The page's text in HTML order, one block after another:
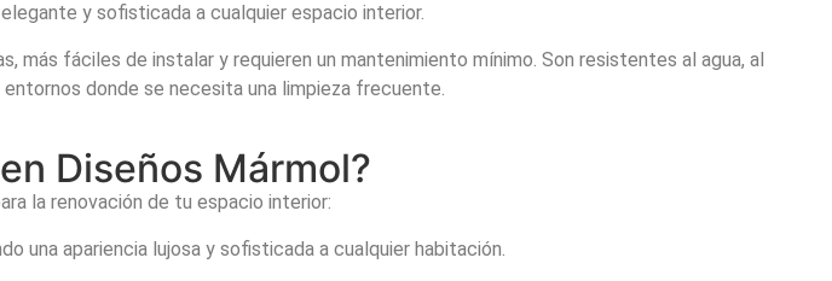
y sofisticada a cualquier espacio interior.
más fáciles de instalar y requieren un mantenimiento mínimo. Son resistentes al agua, al
donde se necesita una limpieza frecuente.
Diseños Mármol?
la renovación de tu espacio interior:
una apariencia lujosa y sofisticada a cualquier habitación.